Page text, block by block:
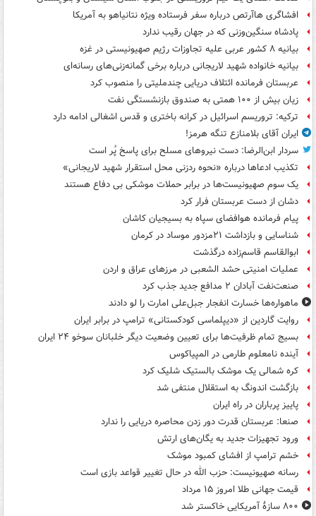
افشاگری هاآرتص درباره سفر فرستاده ویژه نتانیاهو به آمریکا
پادشاه سنگین‌وزنی که در جهان رقیب ندارد
بیانیه ۸ کشور عربی علیه تجاوزات رژیم صهیونیستی در غزه
بیانیه خانواده شهید لاریجانی درباره برخی گمانه‌زنی‌های رسانه‌ای
عربستان فرمانده ائتلاف دریایی چندملیتی را منصوب کرد
زیان بیش از ۱۰۰ همتی به صندوق‌ بازنشستگی نفت
ترکیه: تروریسم اسرائیل در کرانه باختری و قدس اشغالی ادامه دارد
ایران آقای بلامنازع تنگه هرمز!
سردار ابن‌الرضا: دست نیروهای مسلح برای پاسخ پُر است
تکذیب ادعاها درباره «نحوه ردزنی محل استقرار شهید لاریجانی»
یک‌ سوم صهیونیست‌ها در برابر حملات موشکی بی دفاع هستند
دشان از دست عربستان فرار کرد
پیام فرمانده هوافضای سپاه به بسیجیان کاشان
شناسایی و بازداشت ۲۱مزدور موساد در کرمان
ابوالقاسم قاسم‌زاده درگذشت
عملیات امنیتی حشد الشعبی در مرزهای عراق و اردن
صنعت‌نفت آبادان ۲ مدافع جدید جذب کرد
ماهواره‌ها خسارت انفجار جبل‌علی امارت را لو دادند
روایت گاردین از «دیپلماسی کودکستانی» ترامپ در برابر ایران
بسیج تمام ظرفیت‌ها برای تعیین وضعیت دیگر خلبانان سوخو ۲۴ ایران
آینده نامعلوم طارمی در المپیاکوس
کره شمالی یک موشک بالستیک شلیک کرد
بازگشت اندونگ به استقلال منتفی شد
پاییز پرباران در راه ایران
صنعا: عربستان قدرت دور زدن محاصره دریایی را ندارد
ورود تجهیزات جدید به یگان‌های ارتش
خشم ترامپ از افشای کمبود موشک
رسانه صهیونیست: حزب الله در حال تغییر قواعد بازی است
قیمت جهانی طلا امروز ۱۵ مرداد
۸۰۰ سازۀ آمریکایی خاکستر شد